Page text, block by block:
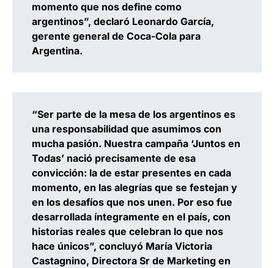
momento que nos define como
argentinos”, declaró Leonardo García,
gerente general de Coca-Cola para
Argentina.
“Ser parte de la mesa de los argentinos es
una responsabilidad que asumimos con
mucha pasión. Nuestra campaña ‘Juntos en
Todas’ nació precisamente de esa
convicción: la de estar presentes en cada
momento, en las alegrías que se festejan y
en los desafíos que nos unen. Por eso fue
desarrollada íntegramente en el país, con
historias reales que celebran lo que nos
hace únicos”, concluyó María Victoria
Castagnino, Directora Sr de Marketing en